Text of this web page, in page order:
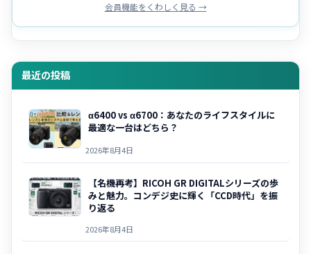
会員機能をくわしく見る →
最近の投稿
α6400 vs α6700：あなたのライフスタイルに
最適な一台はどちら？
2026年8月4日
【名機再考】RICOH GR DIGITALシリーズの歩
みと魅力。コンデジ史に輝く「CCD時代」を振
り返る
2026年8月4日